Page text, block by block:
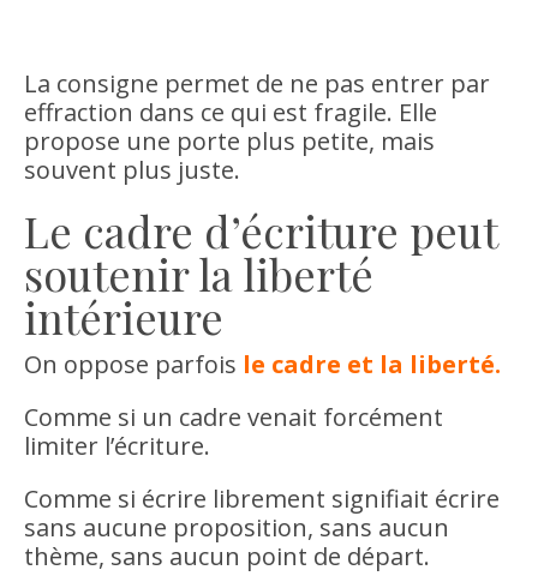
La consigne permet de ne pas entrer par
effraction dans ce qui est fragile. Elle
propose une porte plus petite, mais
souvent plus juste.
Le cadre d’écriture peut
soutenir la liberté
intérieure
On oppose parfois le cadre et la liberté.
Comme si un cadre venait forcément
limiter l’écriture.
Comme si écrire librement signifiait écrire
sans aucune proposition, sans aucun
thème, sans aucun point de départ.